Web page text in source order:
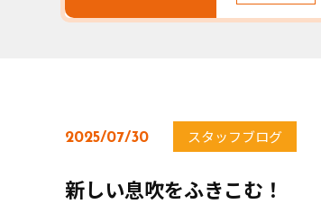
2025/07/30 スタッフブログ
新しい息吹をふきこむ！